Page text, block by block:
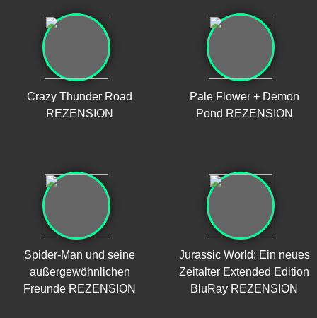
Crazy Thunder Road
REZENSION
Pale Flower + Demon
Pond REZENSION
Spider-Man und seine
außergewöhnlichen
Freunde REZENSION
Jurassic World: Ein neues
Zeitalter Extended Edition
BluRay REZENSION